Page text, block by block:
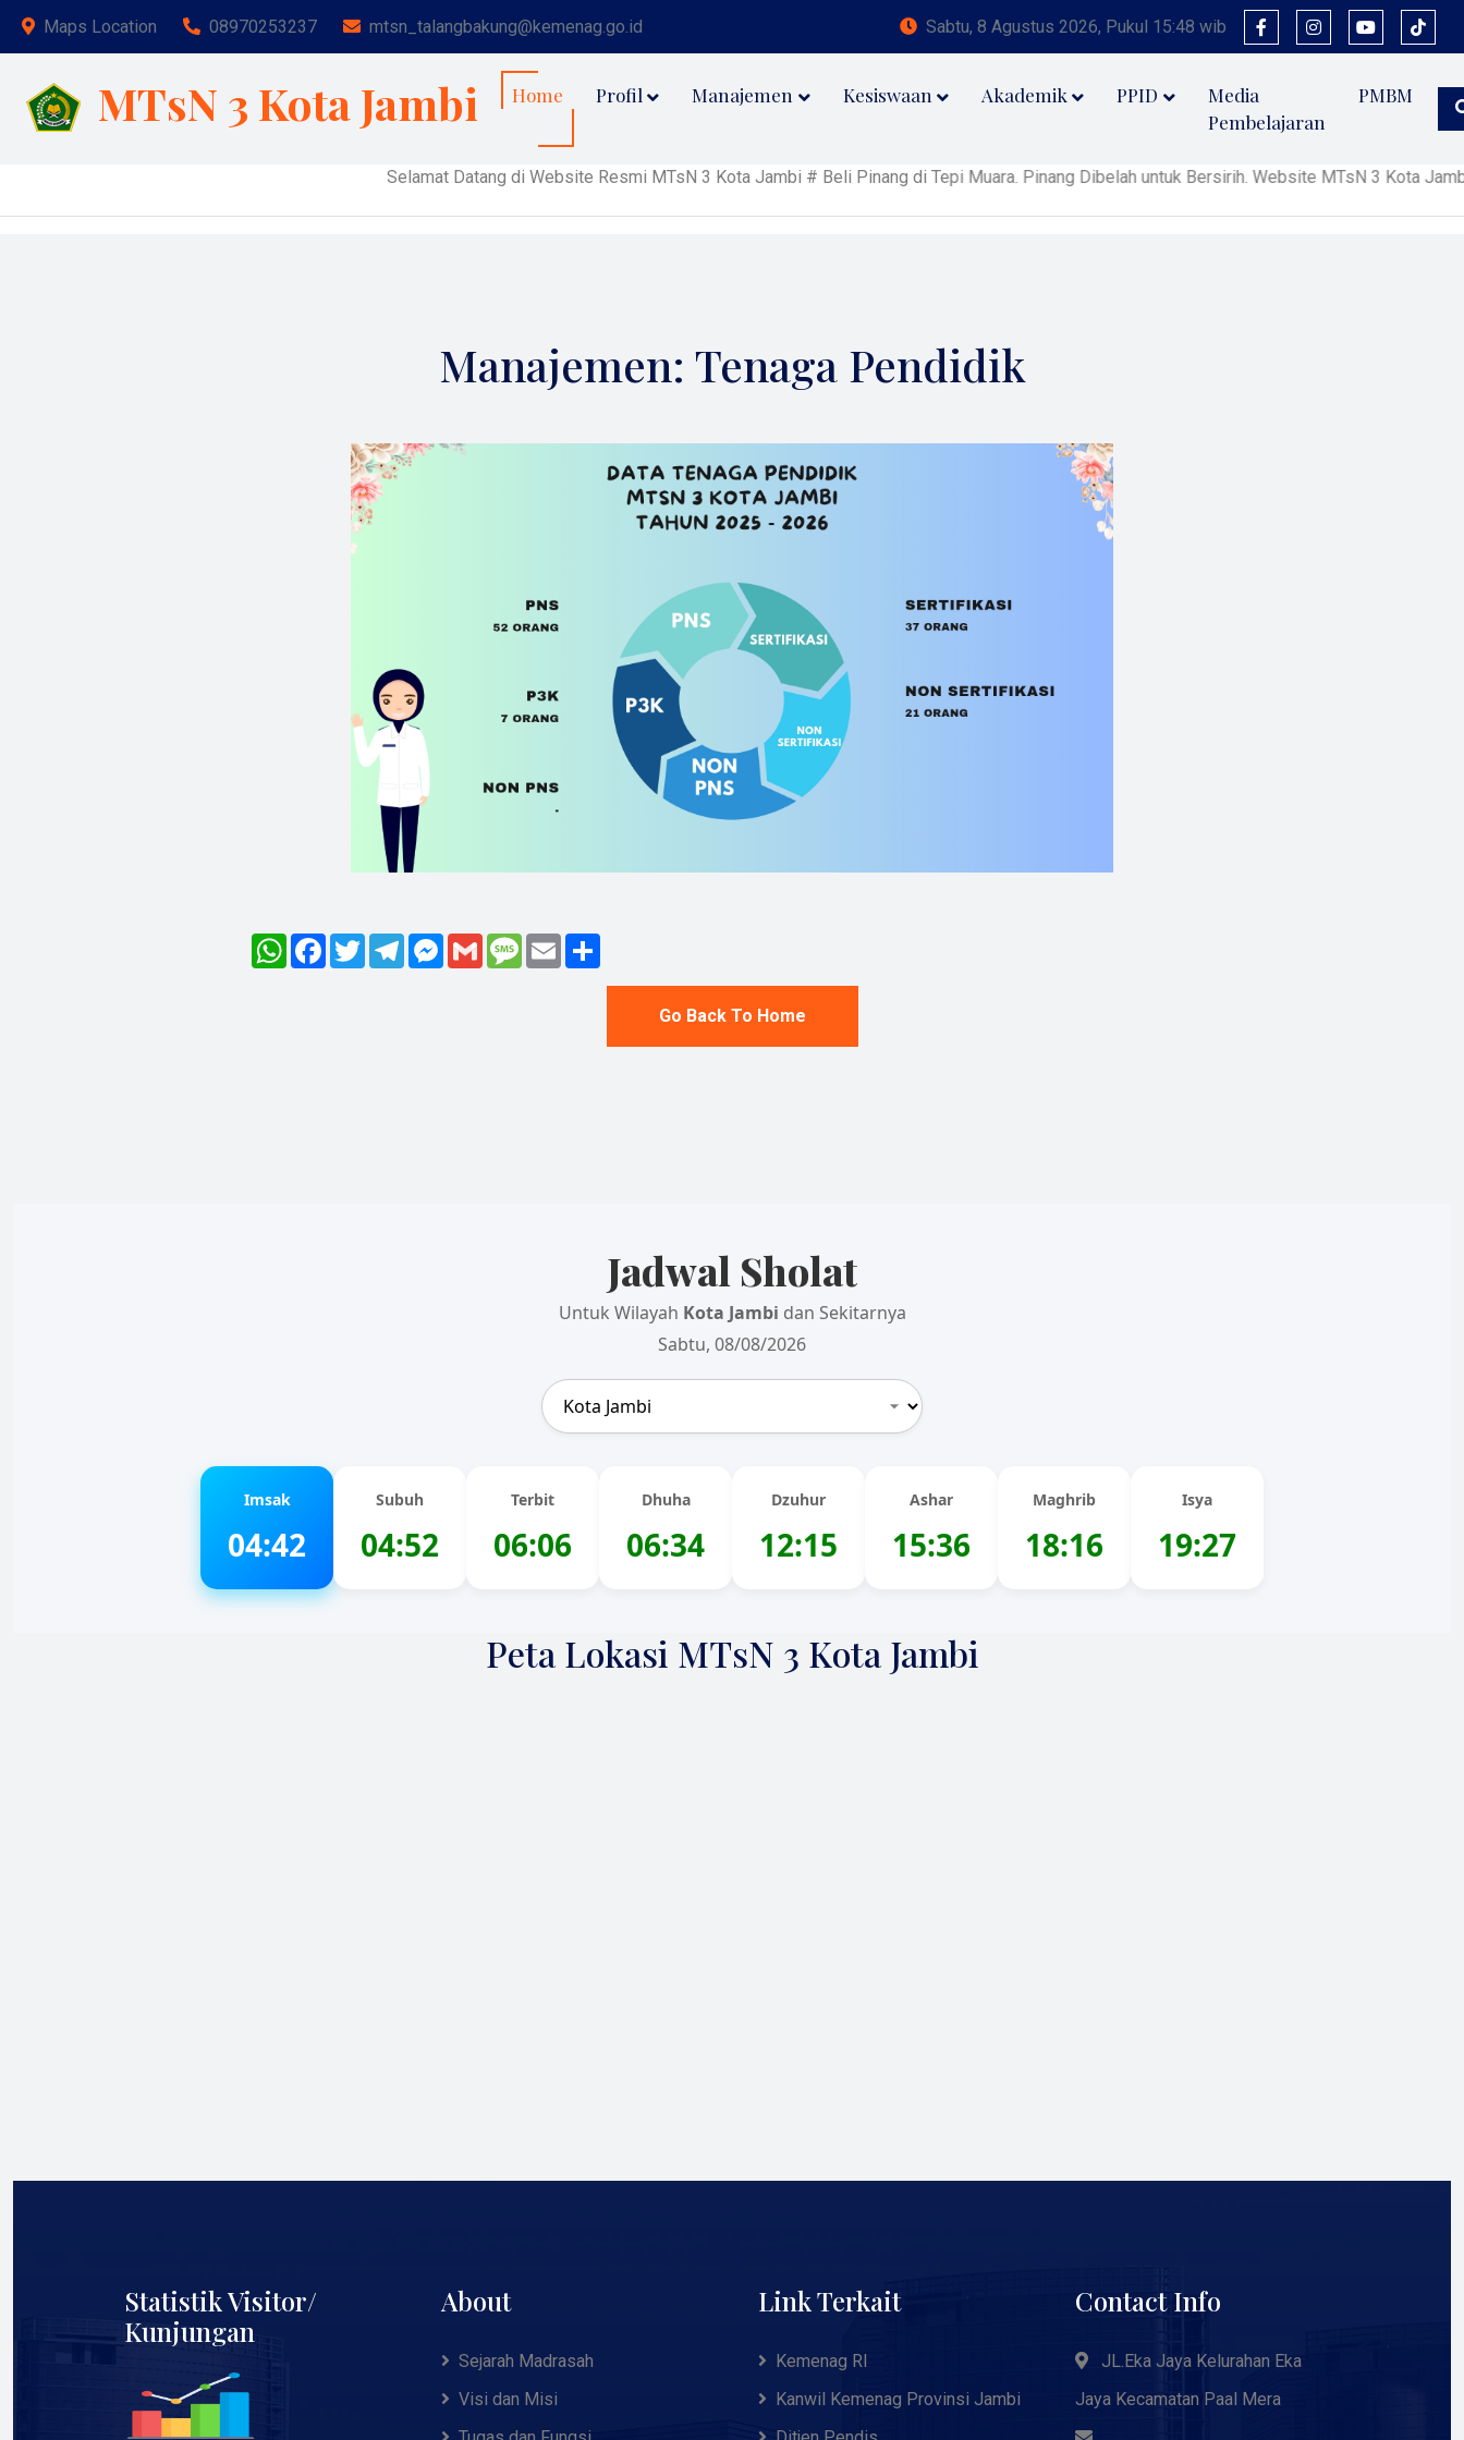
Maps Location 08970253237 mtsn_talangbakung@kemenag.go.id Sabtu, 8 Agustus 2026, Pukul 15:48 wib
MTsN 3 Kota Jambi Home Profil Manajemen Kesiswaan Akademik PPID
Media
Pembelajaran
PMBM
Selamat Datang di Website Resmi MTsN 3 Kota Jambi # Beli Pinang di Tepi Muara. Pinang Dibelah untuk Bersirih. Website MTsN 3 Kota Jambi
Manajemen: Tenaga Pendidik
WhatsAppFacebook
TwitterTelegramMessenger
Gmail MessageEmail
Go Back To Home
Jadwal Sholat
Untuk Wilayah Kota Jambi dan Sekitarnya
Sabtu, 08/08/2026
Imsak
04:42
Subuh
04:52
Terbit
06:06
Dhuha
06:34
Dzuhur
12:15
Ashar
15:36
Maghrib
18:16
Isya
19:27
Peta Lokasi MTsN 3 Kota Jambi
Statistik Visitor/
Kunjungan
About
Sejarah Madrasah
Visi dan Misi
Link Terkait
Kemenag RI
Kanwil Kemenag Provinsi Jambi
Contact Info
JL.Eka Jaya Kelurahan Eka
Jaya Kecamatan Paal Mera